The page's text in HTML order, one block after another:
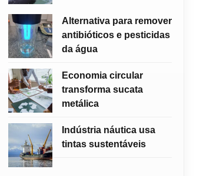
Alternativa para remover
antibióticos e pesticidas
da água
Economia circular
transforma sucata
metálica
Indústria náutica usa
tintas sustentáveis